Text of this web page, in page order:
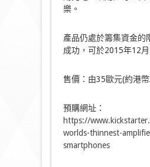
樂。
產品仍處於籌集資金的
成功，可於2015年12月
售價：由35歐元(約港
預購網址：
https://
worlds-thinnest-
smartphones